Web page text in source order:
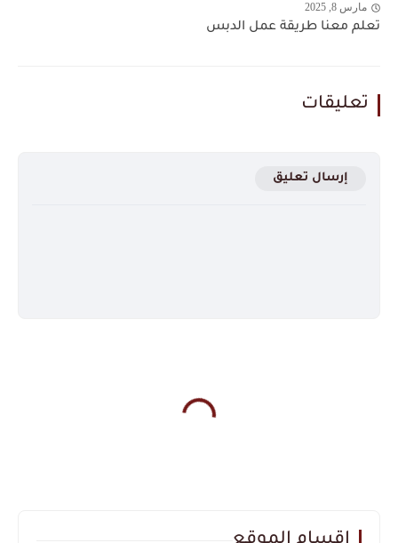
مارس 8, 2025
تعلم معنا طريقة عمل الدبس
تعليقات
إرسال تعليق